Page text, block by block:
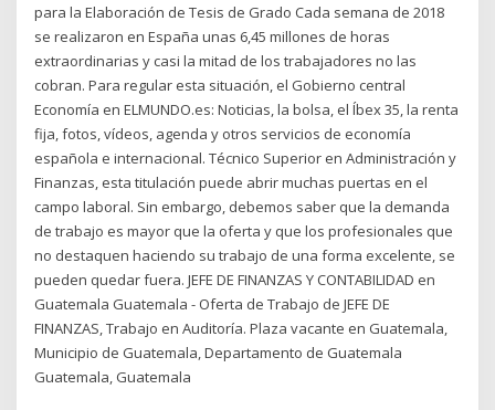
para la Elaboración de Tesis de Grado Cada semana de 2018
se realizaron en España unas 6,45 millones de horas
extraordinarias y casi la mitad de los trabajadores no las
cobran. Para regular esta situación, el Gobierno central
Economía en ELMUNDO.es: Noticias, la bolsa, el Íbex 35, la renta
fija, fotos, vídeos, agenda y otros servicios de economía
española e internacional. Técnico Superior en Administración y
Finanzas, esta titulación puede abrir muchas puertas en el
campo laboral. Sin embargo, debemos saber que la demanda
de trabajo es mayor que la oferta y que los profesionales que
no destaquen haciendo su trabajo de una forma excelente, se
pueden quedar fuera. JEFE DE FINANZAS Y CONTABILIDAD en
Guatemala Guatemala - Oferta de Trabajo de JEFE DE
FINANZAS, Trabajo en Auditoría. Plaza vacante en Guatemala,
Municipio de Guatemala, Departamento de Guatemala
Guatemala, Guatemala